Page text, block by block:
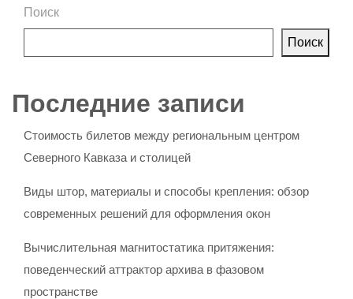
Поиск
Поиск
Последние записи
Стоимость билетов между региональным центром
Северного Кавказа и столицей
Виды штор, материалы и способы крепления: обзор
современных решений для оформления окон
Вычислительная магнитостатика притяжения:
поведенческий аттрактор архива в фазовом
пространстве